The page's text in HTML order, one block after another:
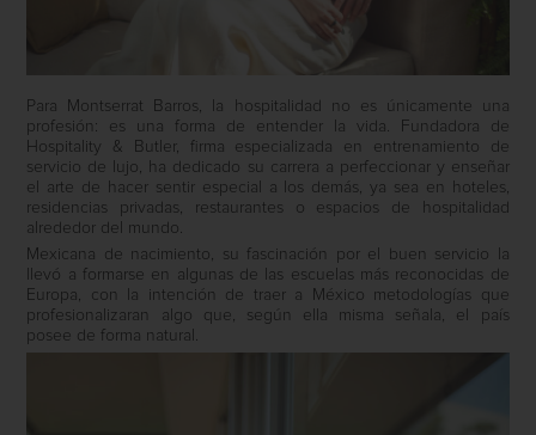
Para Montserrat Barros, la hospitalidad no es únicamente una
profesión: es una forma de entender la vida. Fundadora de
Hospitality & Butler, firma especializada en entrenamiento de
servicio de lujo, ha dedicado su carrera a perfeccionar y enseñar
el arte de hacer sentir especial a los demás, ya sea en hoteles,
residencias privadas, restaurantes o espacios de hospitalidad
alrededor del mundo.
Mexicana de nacimiento, su fascinación por el buen servicio la
llevó a formarse en algunas de las escuelas más reconocidas de
Europa, con la intención de traer a México metodologías que
profesionalizaran algo que, según ella misma señala, el país
posee de forma natural.